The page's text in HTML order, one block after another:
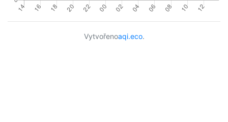
Vytvořenoaqi.eco.